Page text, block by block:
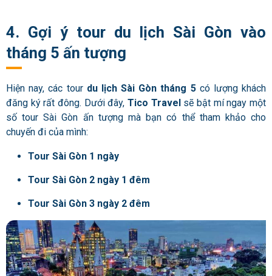
4. Gợi ý tour du lịch Sài Gòn vào
tháng 5 ấn tượng
Hiện nay, các tour du lịch Sài Gòn tháng 5có lượng khách
đăng ký rất đông. Dưới đây, Tico Travelsẽ bật mí ngay một
số tour Sài Gòn ấn tượng mà bạn có thể tham khảo cho
chuyến đi của mình:
Tour Sài Gòn 1 ngày
Tour Sài Gòn 2 ngày 1 đêm
Tour Sài Gòn 3 ngày 2 đêm